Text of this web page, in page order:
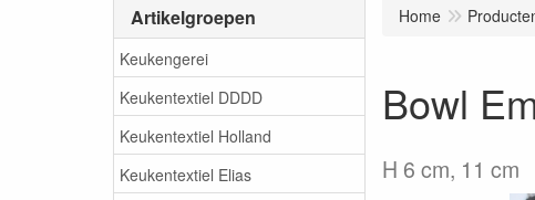
Artikelgroepen
Keukengerei
Keukentextiel DDDD
Keukentextiel Holland
Keukentextiel Elias
Home
Bowl
H 6 cm, 11 cm